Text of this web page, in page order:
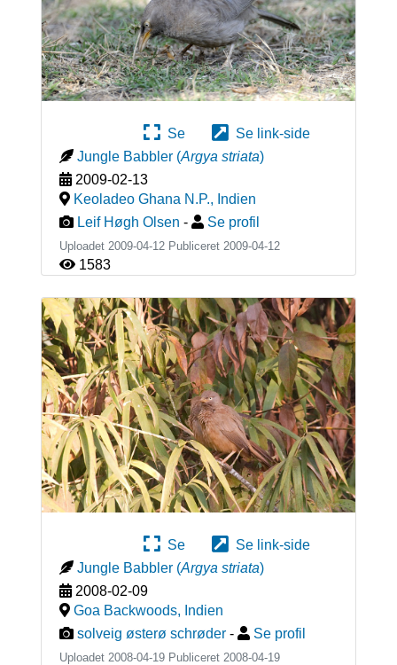
Se
Se link-side
Jungle Babbler (Argya striata)
2009-02-13
Keoladeo Ghana N.P., Indien
Leif Høgh Olsen - Se profil
Uploadet 2009-04-12 Publiceret 2009-04-12
1583
Se
Se link-side
Jungle Babbler (Argya striata)
2008-02-09
Goa Backwoods, Indien
solveig østerø schrøder - Se profil
Uploadet 2008-04-19 Publiceret 2008-04-19